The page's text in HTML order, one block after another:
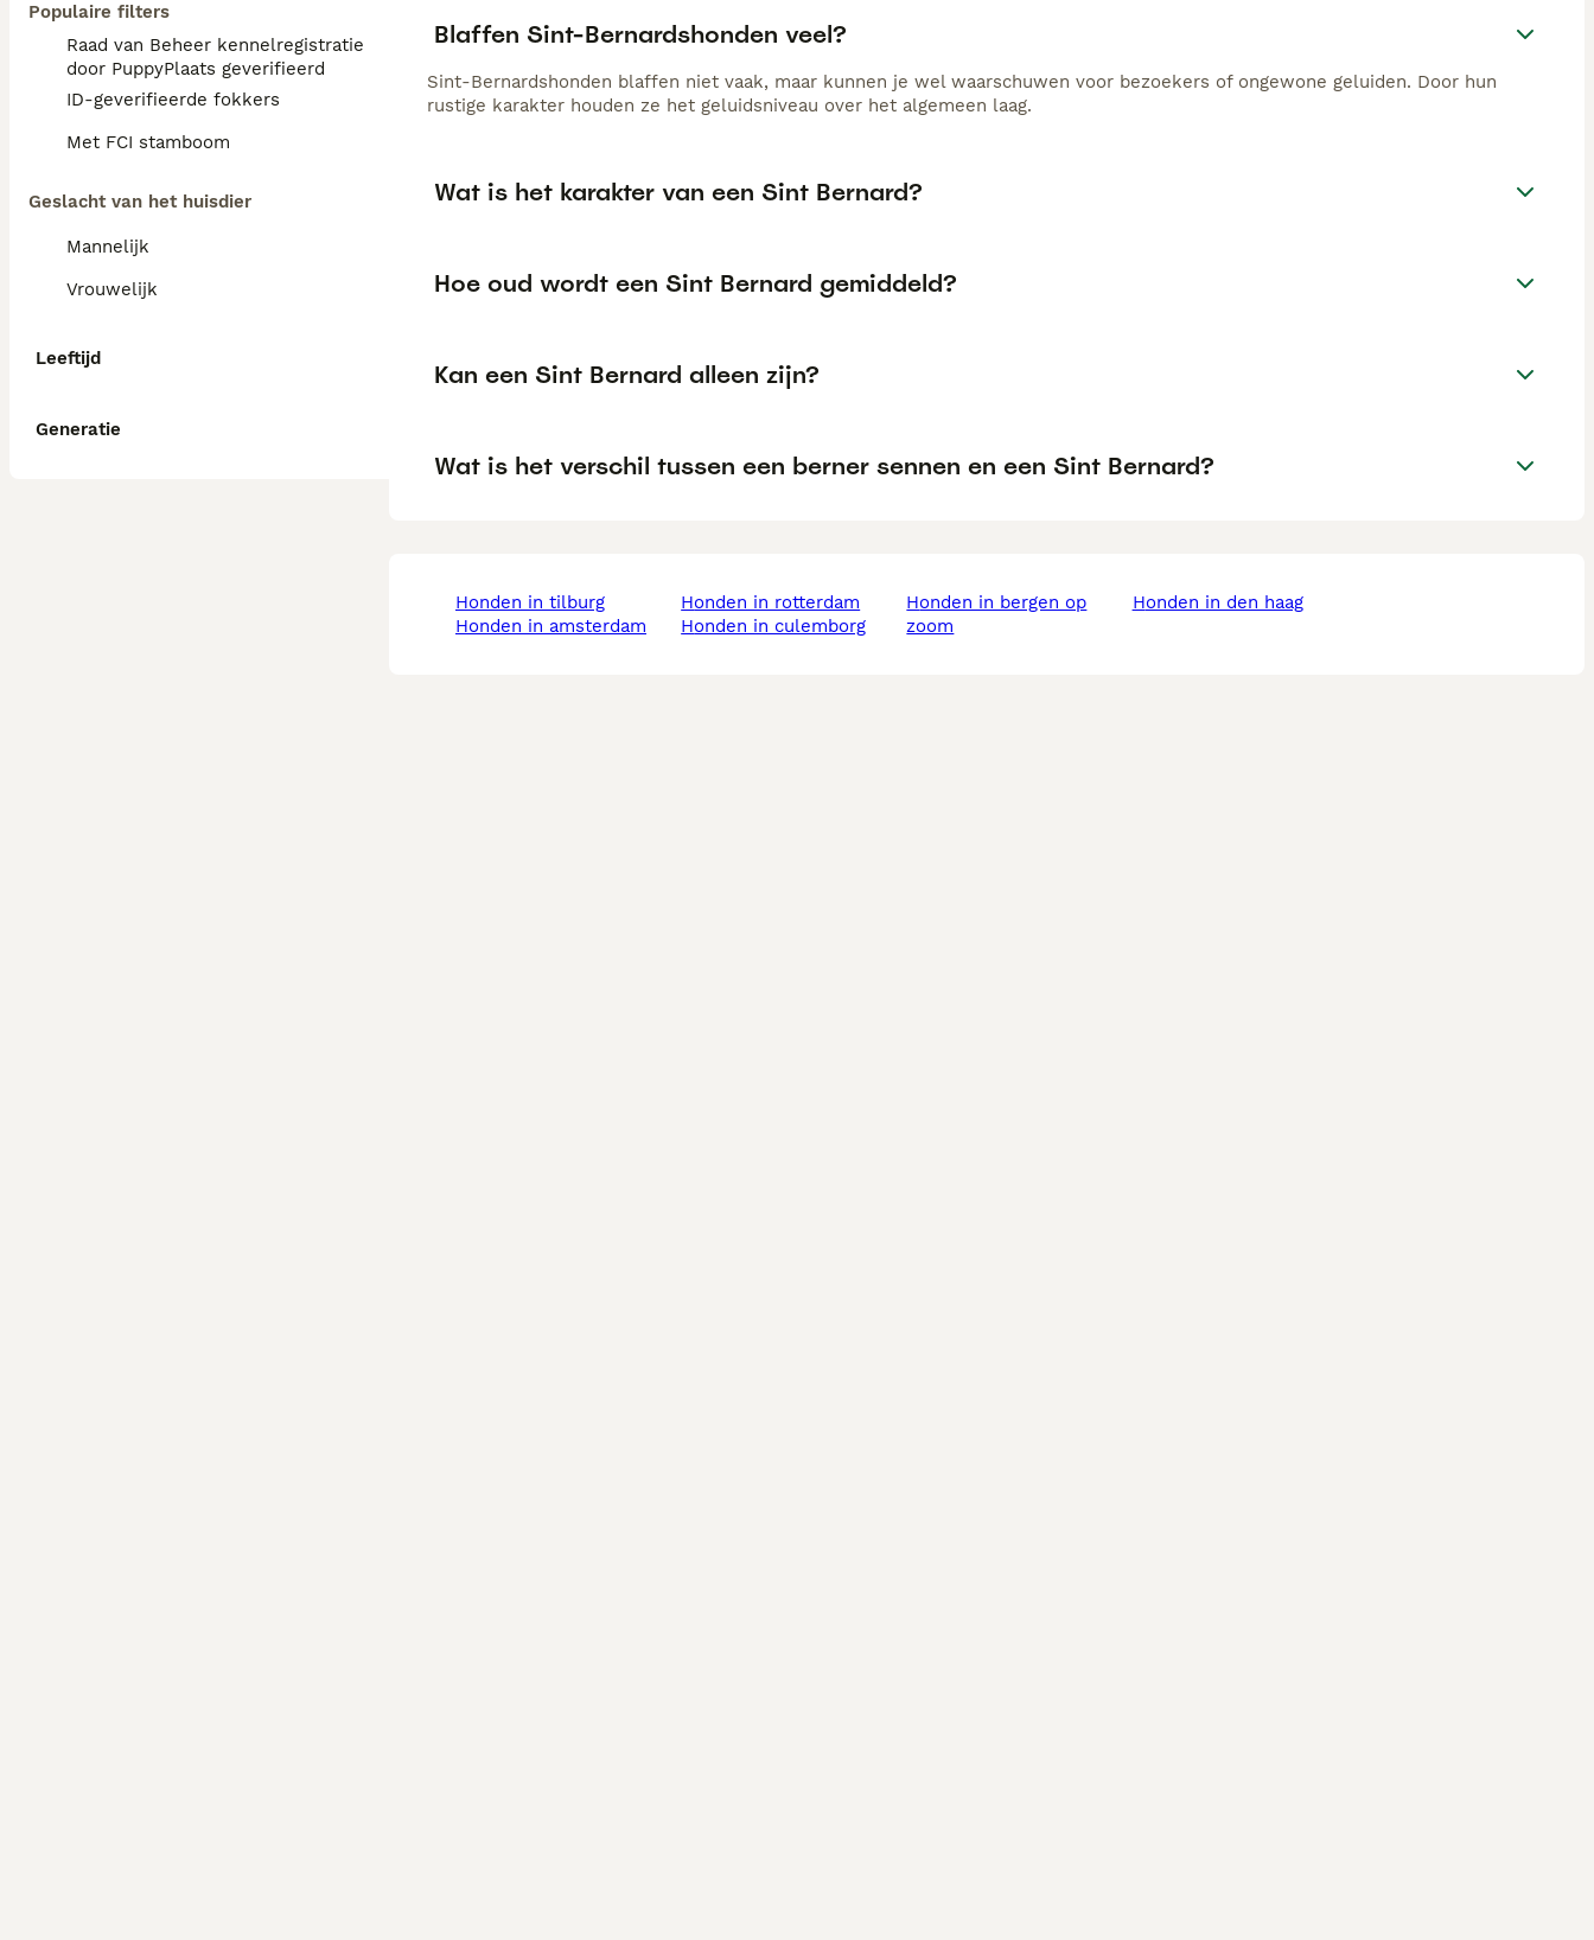
Populaire filters
Raad van Beheer kennelregistratie
door PuppyPlaats geverifieerd
ID-geverifieerde fokkers
Met FCI stamboom
Geslacht van het huisdier
Mannelijk
Vrouwelijk
Leeftijd
Generatie
Blaffen Sint-Bernardshonden veel?
Sint-Bernardshonden blaffen niet vaak, maar kunnen je wel waarschuwen voor bezoekers of ongewone geluiden. Door hun
rustige karakter houden ze het geluidsniveau over het algemeen laag.
Wat is het karakter van een Sint Bernard?
Hoe oud wordt een Sint Bernard gemiddeld?
Kan een Sint Bernard alleen zijn?
Wat is het verschil tussen een berner sennen en een Sint Bernard?
honden in tilburg
honden in amsterdam
honden in rotterdam
honden in culemborg
honden in bergen op
zoom
honden in den haag